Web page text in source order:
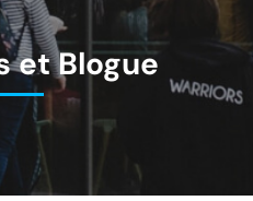
et Blogue